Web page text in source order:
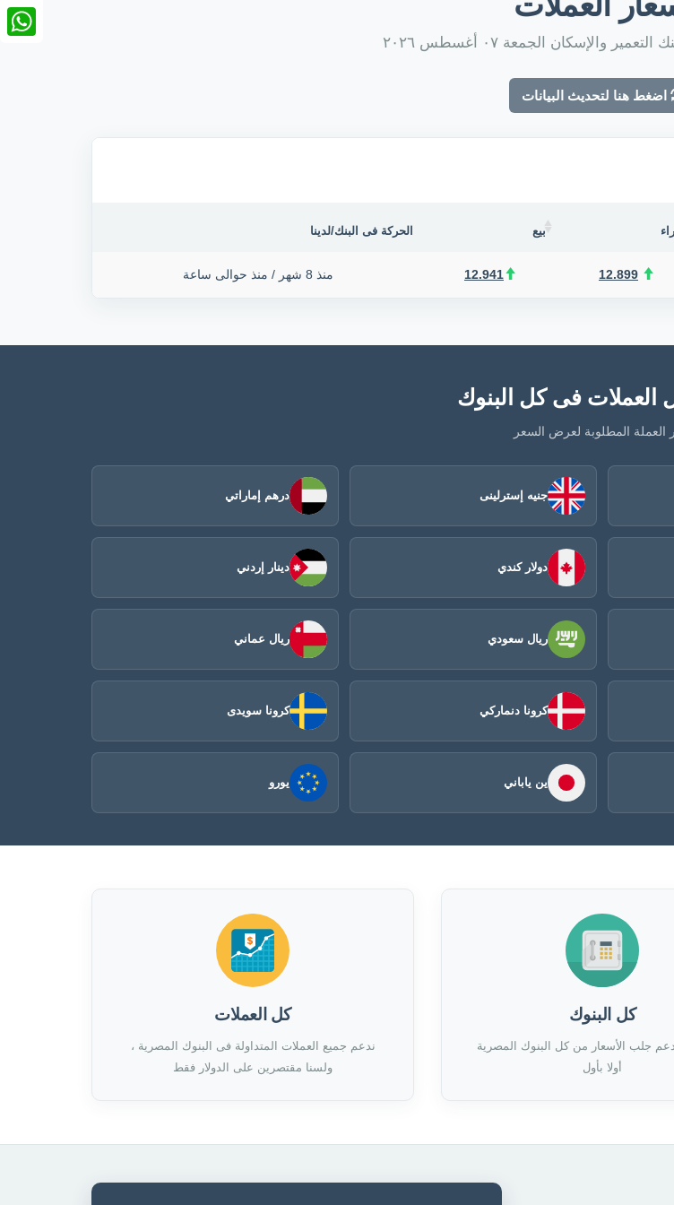
والإسكان الجمعة ٠٧ أغسطس ٢٠٢٦
اضغط هنا لتحديث البيانات
بيع الحركة فى البنك/لدينا
12.899
12.941 منذ 8 شهر / منذ حوالى ساعة
العملات فى كل البنوك
العملة المطلوبة لعرض السعر
جنيه إسترلينى درهم إماراتي
دولار كندي دينار إردني
ريال سعودي ريال عماني
كرونا دنماركي كرونا سويدى
ين ياباني يورو
كل البنوك
جلب الأسعار من كل البنوك المصرية
أولا بأول
كل العملات
ندعم جميع العملات المتداولة فى البنوك المصرية ،
ولسنا مقتصرين على الدولار فقط